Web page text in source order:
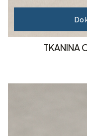
Do
TKANINA